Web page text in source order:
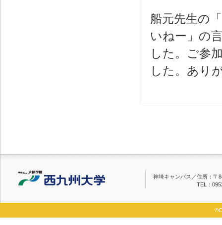
船元先生の
いねー」の
した。ご参
した。あり
神埼キャンパス／住所：〒
TEL：